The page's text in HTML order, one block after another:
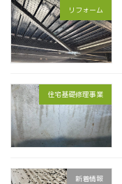
リフォーム
住宅基礎修理事業
新着情報